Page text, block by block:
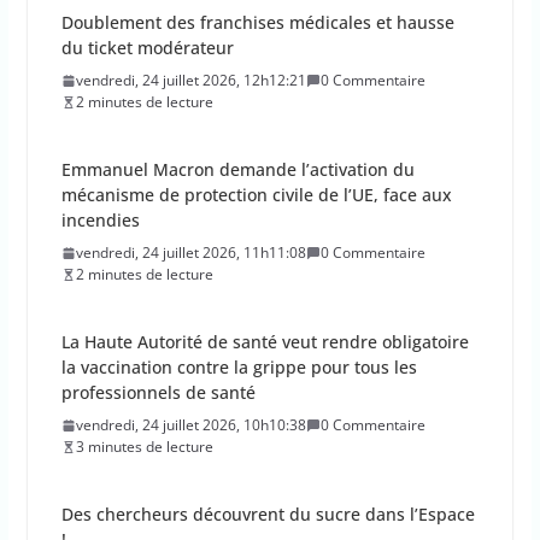
Doublement des franchises médicales et hausse
du ticket modérateur
vendredi, 24 juillet 2026, 12h12:21
0 Commentaire
2 minutes de lecture
Emmanuel Macron demande l’activation du
mécanisme de protection civile de l’UE, face aux
incendies
vendredi, 24 juillet 2026, 11h11:08
0 Commentaire
2 minutes de lecture
La Haute Autorité de santé veut rendre obligatoire
la vaccination contre la grippe pour tous les
professionnels de santé
vendredi, 24 juillet 2026, 10h10:38
0 Commentaire
3 minutes de lecture
Des chercheurs découvrent du sucre dans l’Espace